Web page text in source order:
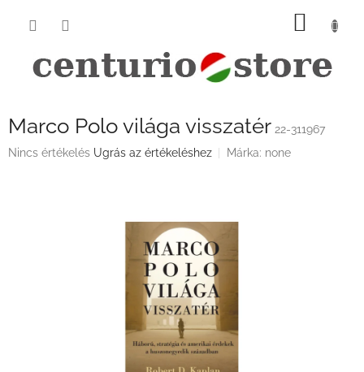
KOSÁR
Marco Polo világa visszatér 22-311967
A
Nincs értékelés Ugrás az értékeléshez Márka: none